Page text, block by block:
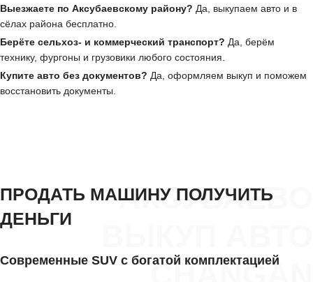
Выезжаете по Аксубаевскому району? Да, выкупаем авто и в
сёлах района бесплатно.
Берёте сельхоз- и коммерческий транспорт? Да, берём
технику, фургоны и грузовики любого состояния.
Купите авто без документов? Да, оформляем выкуп и поможем
восстановить документы.
АКСУБАЕВО
CHANGAN
ПРОДАТЬ МАШИНУ ПОЛУЧИТЬ
ДЕНЬГИ
Современные SUV с богатой комплектацией